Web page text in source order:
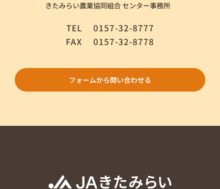
きたみらい農業協同組合 センター事務所
TEL 0157-32-8777
FAX 0157-32-8778
フォームから問い合わせる